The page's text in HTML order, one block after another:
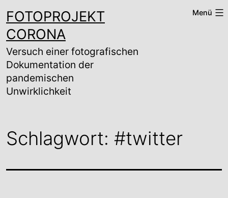
Inhalt
springen
FOTOPROJEKT
CORONA
Versuch einer fotografischen
Dokumentation der
pandemischen
Unwirklichkeit
Menü
Schlagwort: #twitter